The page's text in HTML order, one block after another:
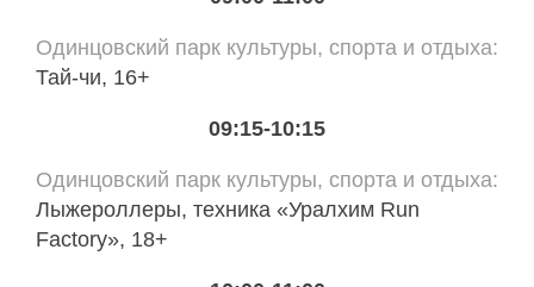
Одинцовский парк культуры, спорта и отдыха
Тай-чи, 16+
09:15-10:15
Одинцовский парк культуры, спорта и отдыха
Лыжероллеры, техника «Уралхим Run
Factory», 18+